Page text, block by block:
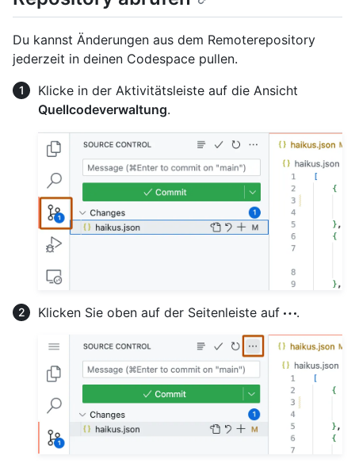
Du kannst Änderungen aus dem Remoterepository
jederzeit in deinen Codespace pullen.
Klicke in der Aktivitätsleiste auf die Ansicht
Quellcodeverwaltung.
Klicken Sie oben auf der Seitenleiste auf .